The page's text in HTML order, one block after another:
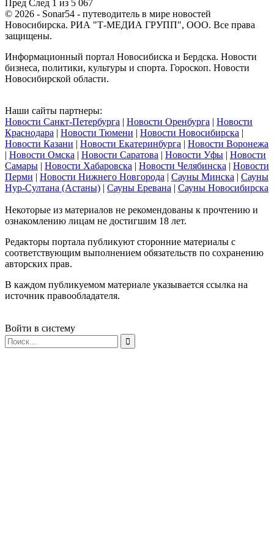
Пред След 1 из 5 067
© 2026 - Sonar54 - путеводитель в мире новостей
Новосибирска. РИА "Т-МЕДИА ГРУПП", ООО. Все права
защищены.
Информационный портал Новосибиска и Бердска. Новости
бизнеса, политики, культуры и спорта. Гороскоп. Новости
Новосибирской области.
Наши сайты партнеры:
Новости Санкт-Петербурга | Новости Оренбурга | Новости
Краснодара | Новости Тюмени | Новости Новосибирска |
Новости Казани | Новости Екатеринбурга | Новости Воронежа
| Новости Омска | Новости Саратова | Новости Уфы | Новости
Самары | Новости Хабаровска | Новости Челябинска | Новости
Перми | Новости Нижнего Новгорода | Сауны Минска | Сауны
Нур-Султана (Астаны) | Сауны Еревана | Сауны Новосибирска
Некоторые из материалов не рекомендованы к прочтению и
ознакомлению лицам не достигшим 18 лет.
Редакторы портала публикуют сторонние материалы с
соответствующим выполнением обязательств по сохранению
авторских прав.
В каждом публикуемом материале указывается ссылка на
источник правообладателя.
Войти в систему